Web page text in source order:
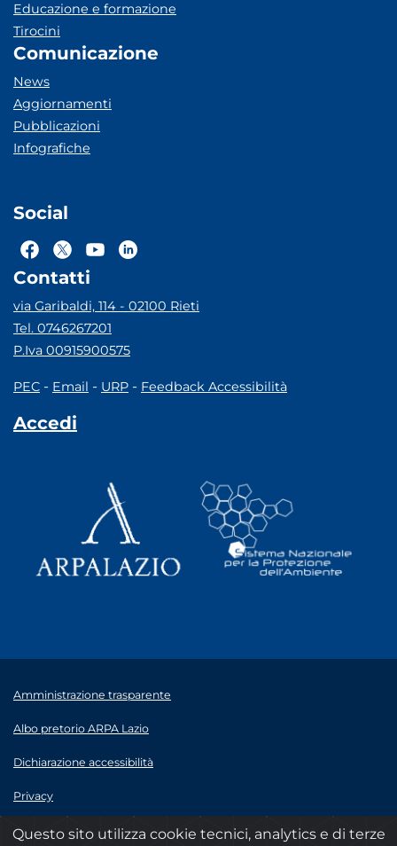
Educazione e formazione
Tirocini
Comunicazione
News
Aggiornamenti
Pubblicazioni
Infografiche
Social
Contatti
via Garibaldi, 114 - 02100 Rieti
Tel. 0746267201
P.Iva 00915900575
PEC - Email - URP - Feedback Accessibilità
Accedi
Amministrazione trasparente
Albo pretorio ARPA Lazio
Dichiarazione accessibilità
Privacy
Note legali
Questo sito utilizza cookie tecnici, analytics e di terze